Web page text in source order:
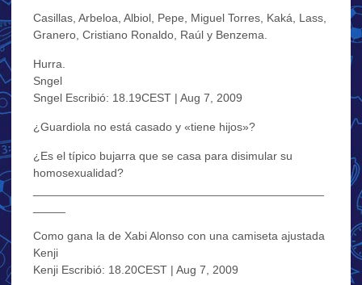
Casillas, Arbeloa, Albiol, Pepe, Miguel Torres, Kaká, Lass,
Granero, Cristiano Ronaldo, Raúl y Benzema.
Hurra.
Sngel
Sngel Escribió: 18.19CEST | Aug 7, 2009
¿Guardiola no está casado y «tiene hijos»?
¿Es el típico bujarra que se casa para disimular su
homosexualidad?
Como gana la de Xabi Alonso con una camiseta ajustada
Kenji
Kenji Escribió: 18.20CEST | Aug 7, 2009